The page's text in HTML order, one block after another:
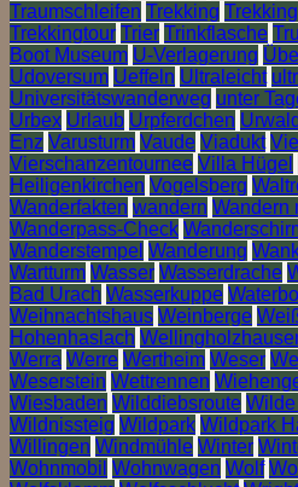
Traumschleifen Trekking
Trekkingtour Trier Trinkflasche
Boot Museum U-Verlagerung
Udoversum Ueffeln Ultraleicht
Universitätswanderweg unter
Urbex Urlaub Urpferdchen
Enz Varusturm Vaude Viadukt
Vierschanzentournee Villa Hügel
Heiligenkirchen Vogelsberg
Wanderfakten wandern Wandern
Wanderpass-Check
Wanderstempel Wanderung
Wartturm Wasser Wasserdrache
Bad Urach Wasserkuppe
Weihnachtshaus Weinberge
Hohenhaslach
Werra Werre Wertheim Weser
Weserstein Wettrennen
Wiesbaden Wilddiebsroute
Wildnissteig Wildpark Wildpark
Willingen Windmühle Winter
Wohnmobil Wohnwagen Wolf